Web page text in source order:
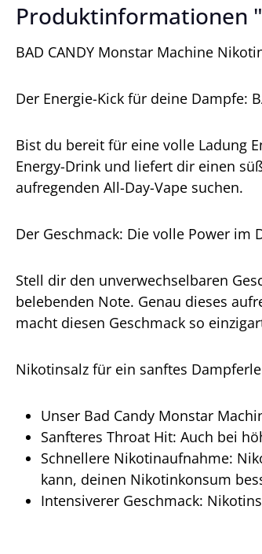
Produktinformationen
BAD CANDY Monstar Machine
Der Energie-Kick für deine Dampfe:
Bist du bereit für eine volle Ladung
Energy-Drink und liefert dir einen
aufregenden All-Day-Vape suchen.
Der Geschmack: Die volle Power im
Stell dir den unverwechselbaren
belebenden Note. Genau dieses
macht diesen Geschmack so
Nikotinsalz für ein sanftes
Unser Bad Candy Monstar
Sanfteres Throat Hit: Auch bei
Schnellere Nikotinaufnahme:
kann, deinen Nikotinkonsum
Intensiverer Geschmack: